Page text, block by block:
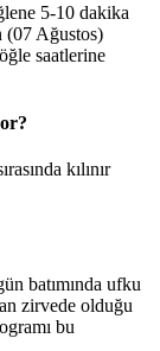
5-10 dakika
(07 Ağustos)
saatlerine
kılınır
batımında ufku
zirvede olduğu
bu